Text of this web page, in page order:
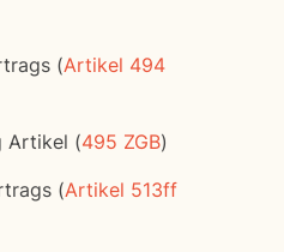
(Artikel 494
Artikel (495 ZGB)
(Artikel 513ff